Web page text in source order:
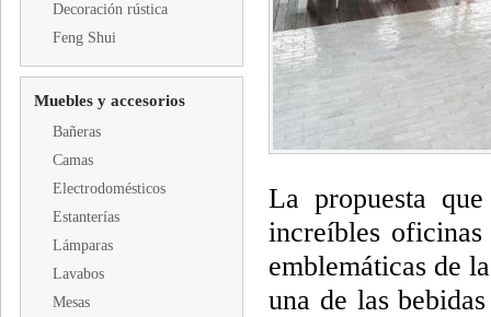
Decoración rústica
Feng Shui
Muebles y accesorios
Bañeras
Camas
Electrodomésticos
Estanterías
Lámparas
Lavabos
Mesas
La propuesta
increíbles oficinas
emblemáticas de
una de las